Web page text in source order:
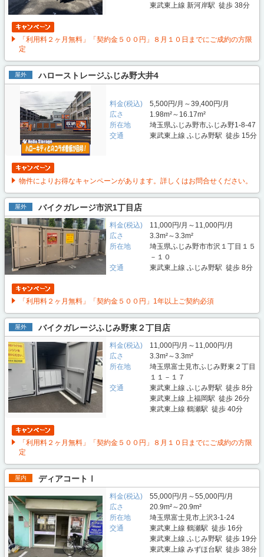
東武東上線 新河岸駅 徒歩 38分
「利用料２ヶ月無料」「契約金５００円」８月１０日までにご成約の方限
定
屋外 ハローストレージふじみ野大井4
料金(税込)
5,500円/月～39,400円/月
広さ
1.98m²～16.17m²
所在地
埼玉県ふじみ野市ふじみ野1-8-47
交通
東武東上線 ふじみ野駅 徒歩 15分
物件によりお得なキャンペーンがあります。詳しくはお問合せください。
屋外 バイクガレージ市沢1丁目店
料金(税込)
11,000円/月～11,000円/月
広さ
3.3m²～3.3m²
所在地
埼玉県ふじみ野市市沢１丁目１５
－１０
交通
東武東上線 ふじみ野駅 徒歩 8分
「利用料２ヶ月無料」「契約金５００円」1年以上ご契約必須
屋外 バイクガレージふじみ野東２丁目店
料金(税込)
11,000円/月～11,000円/月
広さ
3.3m²～3.3m²
所在地
埼玉県富士見市ふじみ野東２丁目
１１－１７
交通
東武東上線 ふじみ野駅 徒歩 8分
東武東上線 上福岡駅 徒歩 26分
東武東上線 鶴瀬駅 徒歩 40分
「利用料２ヶ月無料」「契約金５００円」８月１０日までにご成約の方限
定
屋内 ディアコートⅠ
料金(税込)
55,000円/月～55,000円/月
広さ
20.9m²～20.9m²
所在地
埼玉県富士見市上沢3-1-24
交通
東武東上線 鶴瀬駅 徒歩 16分
東武東上線 ふじみ野駅 徒歩 19分
東武東上線 みずほ台駅 徒歩 38分